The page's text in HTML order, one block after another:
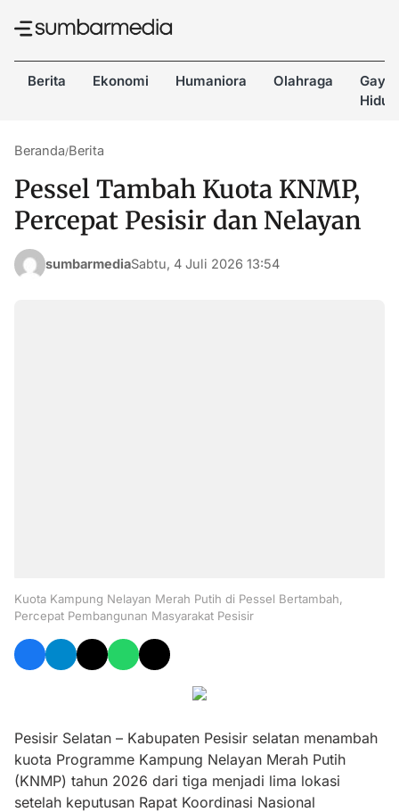
Berita Ekonomi Humaniora Olahraga
Gaya
Hidup
Beranda/Berita
Pessel Tambah Kuota KNMP,
Percepat Pesisir dan Nelayan
sumbarmediaSabtu, 4 Juli 2026 13:54
Kuota Kampung Nelayan Merah Putih di Pessel Bertambah,
Percepat Pembangunan Masyarakat Pesisir
Pesisir Selatan – Kabupaten Pesisir selatan menambah
kuota Programme Kampung Nelayan Merah Putih
(KNMP) tahun 2026 dari tiga menjadi lima lokasi
setelah keputusan Rapat Koordinasi Nasional